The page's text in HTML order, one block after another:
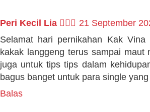
Peri Kecil Lia 🧚🏻‍♀️ 21 September
Selamat hari pernikahan Kak
kakak langgeng terus sampai maut
juga untuk tips tips dalam
bagus banget untuk para single
Balas